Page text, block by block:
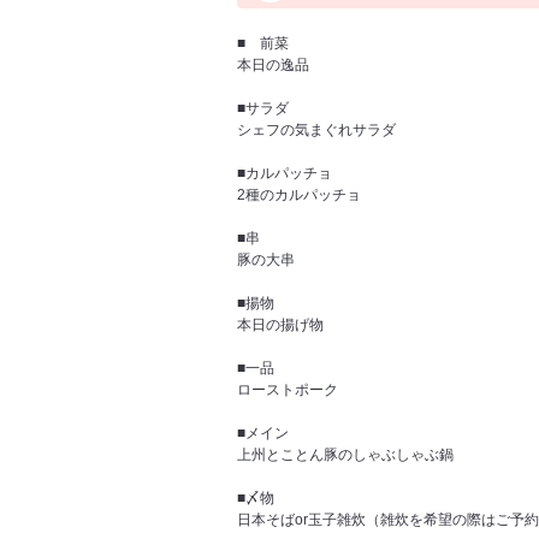
■ 前菜
本日の逸品
■サラダ
シェフの気まぐれサラダ
■カルパッチョ
2種のカルパッチョ
■串
豚の大串
■揚物
本日の揚げ物
■一品
ローストポーク
■メイン
上州とことん豚のしゃぶしゃぶ鍋
■〆物
日本そばor玉子雑炊（雑炊を希望の際はご予